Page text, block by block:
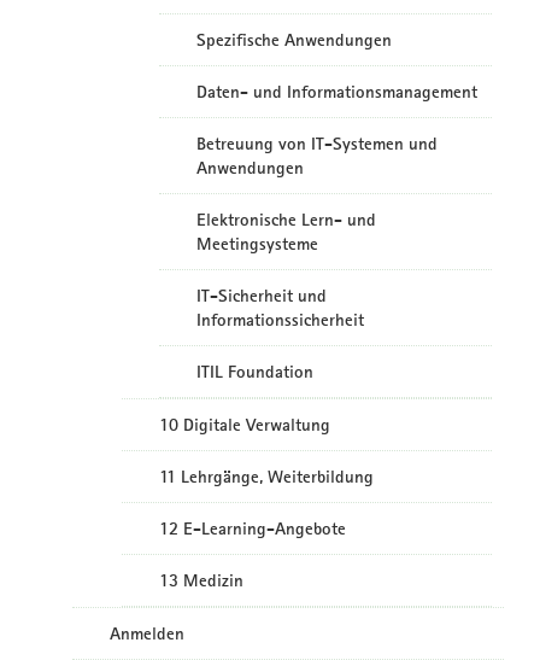
Spezifische Anwendungen
Daten- und Informationsmanagement
Betreuung von IT-Systemen und
Anwendungen
Elektronische Lern- und
Meetingsysteme
IT-Sicherheit und
Informationssicherheit
ITIL Foundation
10 Digitale Verwaltung
11 Lehrgänge, Weiterbildung
12 E-Learning-Angebote
13 Medizin
Anmelden